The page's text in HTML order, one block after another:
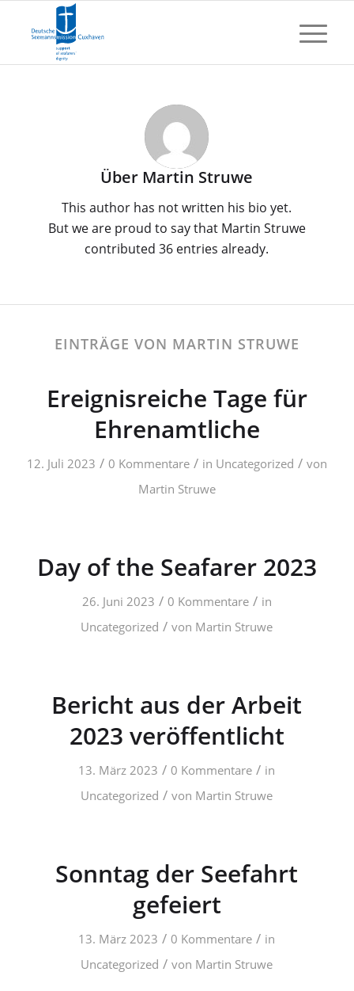
Über Martin Struwe
This author has not written his bio yet.
But we are proud to say that Martin Struwe
contributed 36 entries already.
EINTRÄGE VON MARTIN STRUWE
Ereignisreiche Tage für
Ehrenamtliche
12. Juli 2023 / 0 Kommentare / in Uncategorized / von
Martin Struwe
Day of the Seafarer 2023
26. Juni 2023 / 0 Kommentare / in
Uncategorized / von Martin Struwe
Bericht aus der Arbeit
2023 veröffentlicht
13. März 2023 / 0 Kommentare / in
Uncategorized / von Martin Struwe
Sonntag der Seefahrt
gefeiert
13. März 2023 / 0 Kommentare / in
Uncategorized / von Martin Struwe